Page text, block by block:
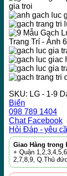
SKU: LG - 1-9
Biển
098 789 1404
Chat Facebook
Hỏi Đáp - yêu
Giao Hàng trong
+ Quận
2,7,8,9, Q.Thủ